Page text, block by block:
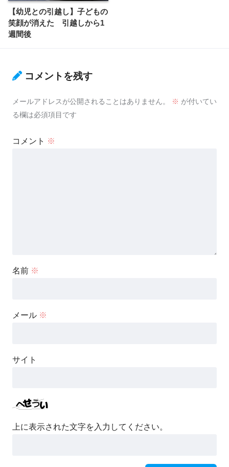
【幼児との引越し】子どもの
笑顔が消えた 引越しから1
週間後
コメントを残す
メールアドレスが公開されることはありません。 ※ が付いてい
る欄は必須項目です
コメント ※
名前 ※
メール ※
サイト
上に表示された文字を入力してください。